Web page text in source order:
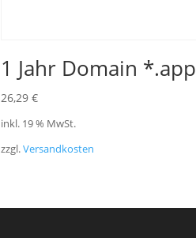
1 Jahr Domain *.app
26,29 €
inkl. 19 % MwSt.
zzgl.Versandkosten